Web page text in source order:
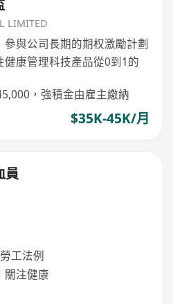
LIMITED
與公司長期的期权激勵計劃
康管理科技產品從0到1的
，強積金由雇主繳納
$35K-45K/月
員
工法例
關注健康